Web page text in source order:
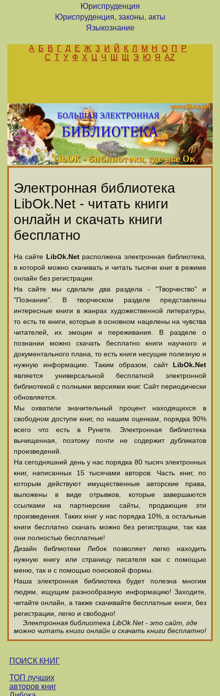
Юриспруденция
Юриспруденция, законы, акты
Языкознание
А Б В Г Д Е Ж З И Й К Л М Н О П
Р
С Т У Ф Х Ц Ч Ш Щ Э Ю Я AZ
Электронная библиотека
LibOk.Net - читать книги
онлайн и скачать книги
бесплатно
На сайте LibOk.Netрасполжена электронная библиотека,
в которой можно скачивать и читать тысячи книг в режиме
онлайн без регистрации.
На сайте мы сделали два раздела - "Творчество" и
"Познание". В творческом разделе представлены
интересные книги в жанрах художественной литературы,
то есть те книги, которые в основном нацелены на чувства
читателей, их эмоции и переживания. В разделе о
познании можно скачать бесплатно книги научного и
документального плана, то есть книги несущие полезную и
нужную информацию. Таким образом, сайт LibOk.Net
является универсальной бесплатной электронной
библиотекой с полными версиями книг. Сайт периодически
обновляется.
Мы охватили значительный процент находящихся в
свободном доступе книг, по нашим оценкам, порядка 90%
всего что есть в Рунете. Электронная библиотека
вычищенная, поэтому почти не содержит дубликатов
произведений.
На сегодняшний день у нас порядка 80 тысяч электронных
книг, написанных 15 тысячами авторов. Часть книг, по
которым действуют имущественные авторские права,
выложены в виде отрывков, которые завершаются
ссылками на партнерские сайты, продающие эти
произведения. Таких книг у нас порядка 10%, а остальные
книги бесплатно скачать можно без регистрации, так как
они полностью бесплатные!
Дизайн библиотеки Либок позволяет легко находить
нужную книгу или страницу писателя как с помощью
меню, так и с помощью поисковой формы.
Наша электронная библиотека будет полезна многим
людям, ищущим разнообразную информацию! Заходите,
читайте онлайн, а также скачивайте бесплатные книги, без
регистрации, легко и свободно!
Электронная библиотека LibOk.Net - это сайт, где
можно читать книги онлайн и скачать книги бесплатно!
ПОИСК КНИГ
ТОП лучших
авторов книг